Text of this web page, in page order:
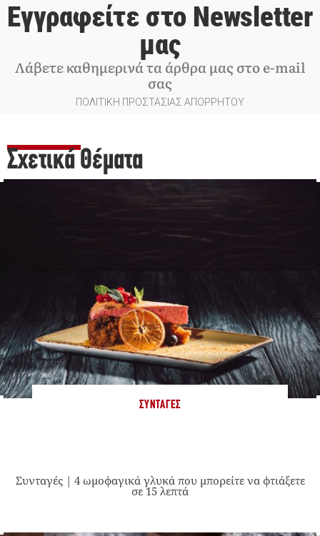
Εγγραφείτε στο Newsletter
μας
Λάβετε καθημερινά τα άρθρα μας στο e-mail
σας
ΠΟΛΙΤΙΚΗ ΠΡΟΣΤΑΣΙΑΣ ΑΠΟΡΡΗΤΟΥ
Σχετικά Θέματα
ΣΥΝΤΑΓΈΣ
Συνταγές | 4 ωμοφαγικά γλυκά που μπορείτε να φτιάξετε
σε 15 λεπτά